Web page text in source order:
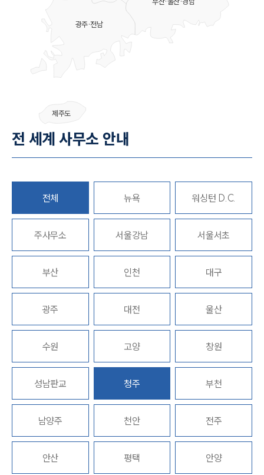
그룹소개
대륜의 강점
오시는 길
고객의 소리
통합검색
AI대륜
업무사례
사례분석/최신동향
법률정보
법률지식인
고객후기
업무분야
전체
구성원 소개
광주·전남
제주도
전 세계 사무소 안내
전체 뉴욕 워싱턴 D.C.
주사무소 서울강남 서울서초
부산 인천 대구
광주 대전 울산
수원 고양 창원
성남판교 청주 부천
남양주 천안 전주
안산 평택 안양